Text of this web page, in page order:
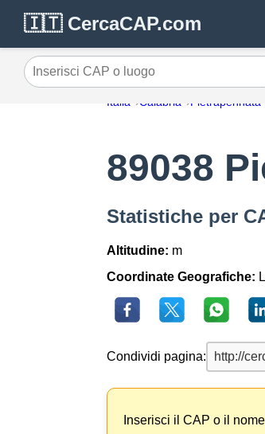
🇮🇹 CercaCAP.com
Inserisci CAP o luogo
Italia Calabria Pietrapennata
89038
Statistiche per
Altitudine: m
Coordinate Geografiche:
Condividi pagina:
Inserisci il CAP o il